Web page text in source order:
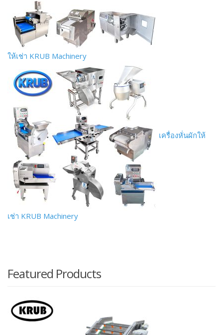
ให้เช่า KRUB Machinery
เครื่องหั่นผักให้
เช่า KRUB Machinery
Featured Products